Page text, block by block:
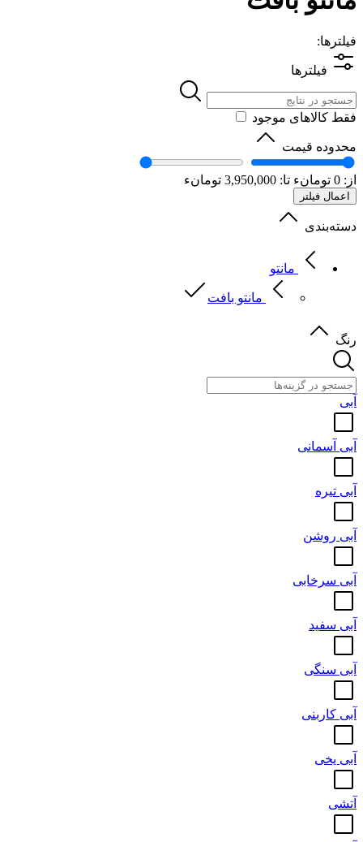
فیلترها:
فیلترها
فقط کالاهای موجود
محدوده قیمت
از: 0 تومانء تا: 3,950,000 تومانء
اعمال فیلتر
دسته‌بندی
مانتو
مانتو بافت
رنگ
آبی
آبی آسمانی
آبی تیره
آبی روشن
آبی سرخابی
آبی سفید
آبی سنگی
آبی کاربنی
آبی یخی
آتشی